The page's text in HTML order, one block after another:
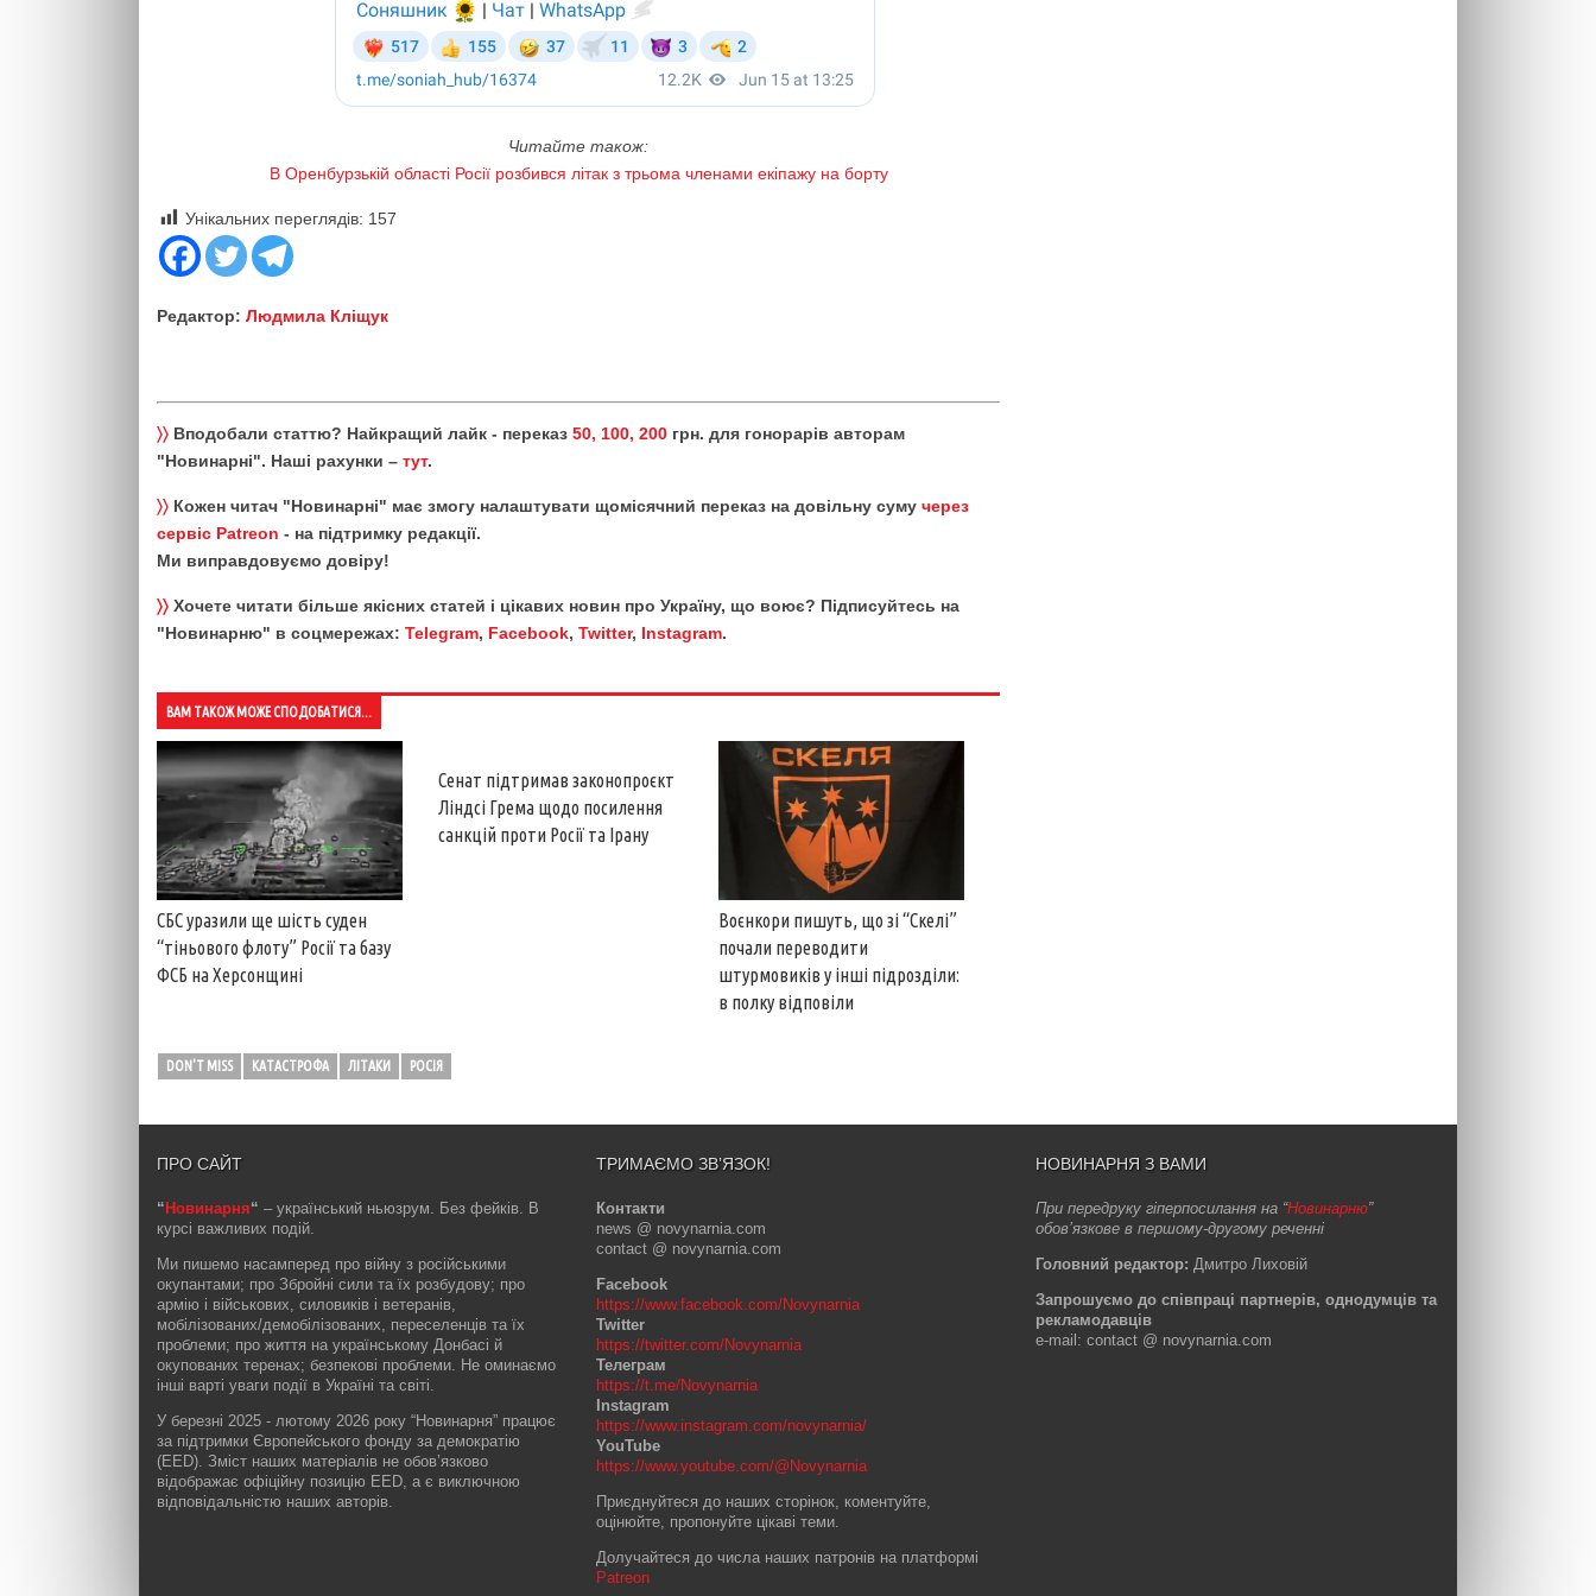
Читайте також:
В Оренбурзькій області Росії розбився літак з трьома членами екіпажу на борту
Унікальних переглядів: 157
Редактор: Людмила Кліщук
〉〉 Вподобали статтю? Найкращий лайк - переказ 50, 100, 200 грн. для гонорарів авторам
"Новинарні". Наші рахунки – тут.
〉〉 Кожен читач "Новинарні" має змогу налаштувати щомісячний переказ на довільну суму через
сервіс Patreon - на підтримку редакції.
Ми виправдовуємо довіру!
〉〉 Хочете читати більше якісних статей і цікавих новин про Україну, що воює? Підписуйтесь на
"Новинарню" в соцмережах: Telegram, Facebook, Twitter, Instagram.
ВАМ ТАКОЖ МОЖЕ СПОДОБАТИСЯ...
СБС уразили ще шість суден
“тіньового флоту” Росії та базу
ФСБ на Херсонщині
Сенат підтримав законопроєкт
Ліндсі Грема щодо посилення
санкцій проти Росії та Ірану
Воєнкори пишуть, що зі “Скелі”
почали переводити
штурмовиків у інші підрозділи:
в полку відповіли
DON'T MISS КАТАСТРОФА ЛІТАКИ РОСІЯ
ПРО САЙТ
“Новинарня“ – український ньюзрум. Без фейків. В
курсі важливих подій.
Ми пишемо насамперед про війну з російськими
окупантами; про Збройні сили та їх розбудову; про
армію і військових, силовиків і ветеранів,
мобілізованих/демобілізованих, переселенців та їх
проблеми; про життя на українському Донбасі й
окупованих теренах; безпекові проблеми. Не оминаємо
інші варті уваги події в Україні та світі.
У березні 2025 - лютому 2026 року “Новинарня” працює
за підтримки Європейського фонду за демократію
(EED). Зміст наших матеріалів не обов’язково
відображає офіційну позицію EED, а є виключною
відповідальністю наших авторів.
ТРИМАЄМО ЗВ’ЯЗОК!
Контакти
news @ novynarnia.com
contact @ novynarnia.com
Facebook
https://www.facebook.com/Novynarnia
Twitter
https://twitter.com/Novynarnia
Телеграм
https://t.me/Novynarnia
Instagram
https://www.instagram.com/novynarnia/
YouTube
https://www.youtube.com/@Novynarnia
Приєднуйтеся до наших сторінок, коментуйте,
оцінюйте, пропонуйте цікаві теми.
Долучайтеся до числа наших патронів на платформі
Patreon
НОВИНАРНЯ З ВАМИ
При передруку гіперпосилання на “Новинарню”
обов’язкове в першому-другому реченні
Головний редактор: Дмитро Лиховій
Запрошуємо до співпраці партнерів, однодумців та
рекламодавців
e-mail: contact @ novynarnia.com